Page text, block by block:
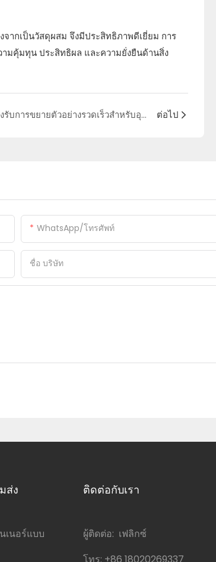
ากเป็นวัสดุผสม จึงมีประสิทธิภาพดีเยี่ยม การ
มคุ้มทุน ประสิทธิผล และความยั่งยืนด้านสิ่ง
อาคารโมดูลาร์รองรับการขยายตัวอย่างรวดเร็วสำหรับอุตสาหกรรมที่กำลังเติบโตได้อย่างไร ต่อไป
WhatsApp/โทรศัพท์
ชื่อ บริษัท
ส่ง
เนอร์แบบ
ติดต่อกับเรา
ผู้ติดต่อ: เฟลิกซ์